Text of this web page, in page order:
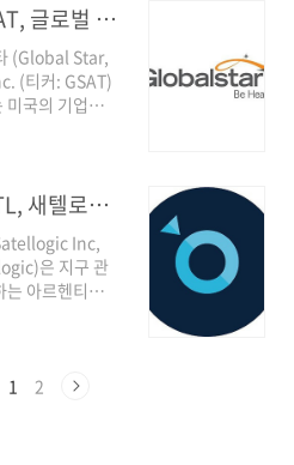
한 상세한 설명
본사: 캘리포
소형 로켓 발사
제조
켓 개발
주선 부품 제
[오늘의 미국 주식] [GSAT, 글로벌 스타] 3분 공부 프로젝트
(Global Star,
(티커: GSAT)
미국의 기업으
솔루션을 제공
전화: 지상 네
서의 데이터 전
디바이
구조 요청 장
니다.최근 주요
11월 1일, 애
를 투자하여
[오늘의 미국 주식] [SATL, 새텔로직] 3분 공부 프로젝트
Inc,
은 지구 관
는 아르헨티나
위성을 활용
: 항공우주 및
1 2